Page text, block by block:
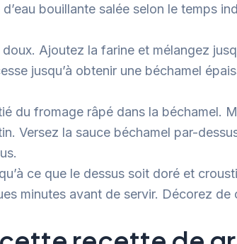
bouillante salée selon le temps
Ajoutez la farine et mélangez
jusqu’à obtenir une béchamel
du fromage râpé dans la béchamel.
Versez la sauce béchamel par-
ce que le dessus soit doré et
minutes avant de servir. Décorez